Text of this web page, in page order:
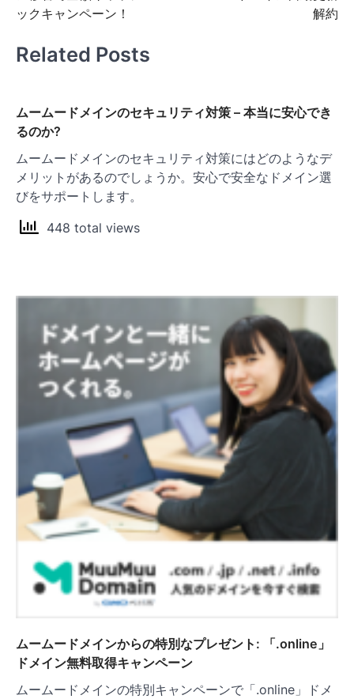
ナ
ゲ
シ
ョ
ン
ックキャンペーン！
解約
Related Posts
ムームードメインのセキュリティ対策 – 本当に安心でき
るのか?
ムームードメインのセキュリティ対策にはどのようなデ
メリットがあるのでしょうか。安心で安全なドメイン選
びをサポートします。
448 total views
ムームードメインからの特別なプレゼント: 「.online」
ドメイン無料取得キャンペーン
ムームードメインの特別キャンペーンで「.online」ドメ